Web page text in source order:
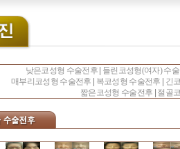
낮은코성형 수술전후 들린코성형(여자) 수
매부리코성형 수술전후
복코성형 수술전후 긴
짧은코성형 수술전후 절골